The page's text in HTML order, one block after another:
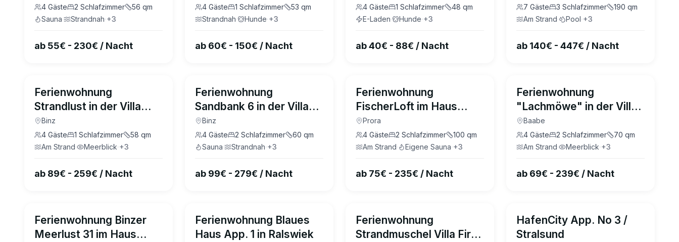
4 Gäste 2 Schlafzimmer 56 qm
Sauna· Strandnah·+3
ab 55€ - 230€ / Nacht
Candela Baabe
4 Gäste 1 Schlafzimmer 53 qm
Strandnah· Hunde·+3
ab 60€ - 150€ / Nacht
4 Gäste 1 Schlafzimmer 48 qm
E-Laden· Hunde·+3
ab 40€ - 88€ / Nacht
7 Gäste 3 Schlafzimmer 190 qm
Am Strand· Pool·+3
ab 140€ - 447€ / Nacht
Ferienwohnung
Strandlust in der Villa
Seeadler Binz
Binz
4 Gäste 1 Schlafzimmer 58 qm
Am Strand· Meerblick·+3
ab 89€ - 259€ / Nacht
Ferienwohnung
Sandbank 6 in der Villa
Martha Binz
Binz
4 Gäste 2 Schlafzimmer 60 qm
Sauna· Strandnah·+3
ab 99€ - 279€ / Nacht
Ferienwohnung
FischerLoft im Haus
Hiddensee Prora
Prora
4 Gäste 2 Schlafzimmer 100 qm
Am Strand· Eigene Sauna·+3
ab 75€ - 235€ / Nacht
Ferienwohnung
"Lachmöwe" in der Villa
Andrea Baabe
Baabe
4 Gäste 2 Schlafzimmer 70 qm
Am Strand· Meerblick·+3
ab 69€ - 239€ / Nacht
Ferienwohnung Binzer
Meerlust 31 im Haus
Ferienwohnung Blaues
Haus App. 1 in Ralswiek
Ferienwohnung
Strandmuschel Villa First
4.7
HafenCity App. No 3 /
Stralsund